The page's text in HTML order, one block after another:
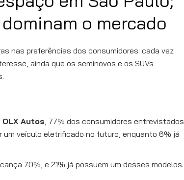
o mercado
nas preferências dos consumidores: cada vez
ainda que os seminovos e os SUVs
Autos, 77% dos consumidores entrevistados
um veículo eletrificado no futuro, enquanto 6% já
70%, e 21% já possuem um desses modelos.